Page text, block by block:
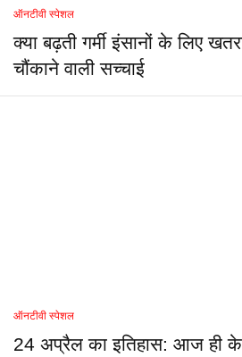
ऑनटीवी स्पेशल
क्या बढ़ती गर्मी इंसानों के लिए
चौंकाने वाली सच्चाई
ऑनटीवी स्पेशल
24 अप्रैल का इतिहास: आज ही के